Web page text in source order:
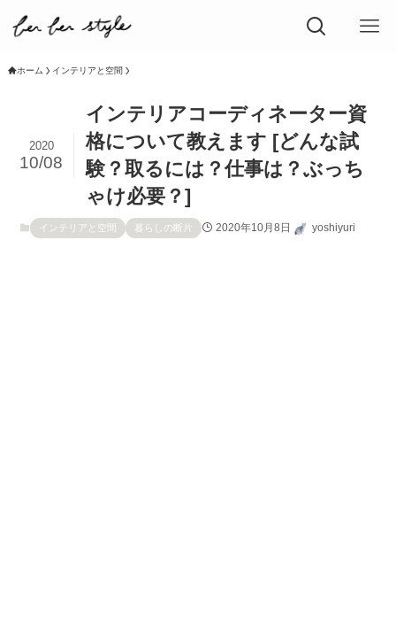
ホーム インテリアと空間
インテリアコーディネーター資
格について教えます [どんな試
験？取るには？仕事は？ぶっち
ゃけ必要？]
2020
10/08
インテリアと空間 暮らしの断片 2020年10月8日 yoshiyuri